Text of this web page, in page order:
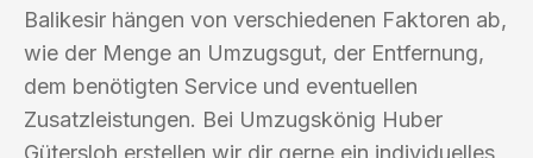
Balikesir hängen von verschiedenen Faktoren ab,
wie der Menge an Umzugsgut, der Entfernung,
dem benötigten Service und eventuellen
Zusatzleistungen. Bei Umzugskönig Huber
Gütersloh erstellen wir dir gerne ein individuelles